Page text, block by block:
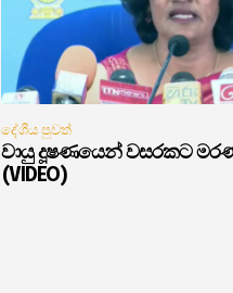
දේශීය පුවත්
වායු දූෂණයෙන් වසරකට
(VIDEO)